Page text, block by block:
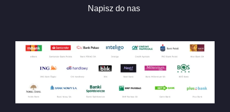
Napisz do nas